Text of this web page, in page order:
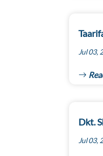
Jul 03,
Dkt.
Jul 03,